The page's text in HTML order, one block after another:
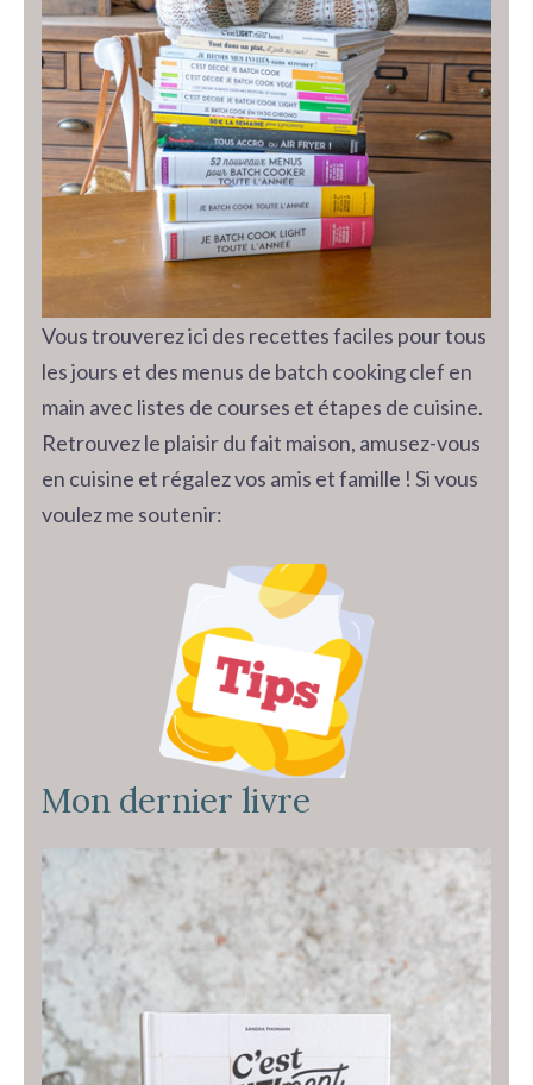
Vous trouverez ici des recettes faciles pour tous
les jours et des menus de batch cooking clef en
main avec listes de courses et étapes de cuisine.
Retrouvez le plaisir du fait maison, amusez-vous
en cuisine et régalez vos amis et famille ! Si vous
voulez me soutenir:
Mon dernier livre